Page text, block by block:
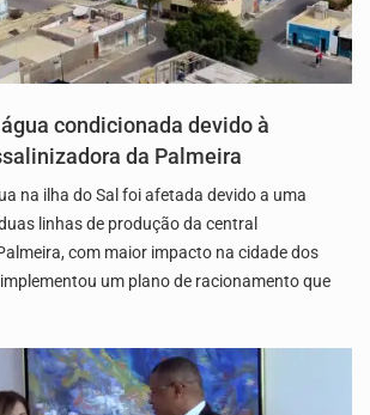
condicionada devido à
da Palmeira
na ilha do Sal foi afetada devido a uma
linhas de produção da central
com maior impacto na cidade dos
um plano de racionamento que